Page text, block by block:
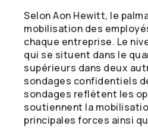
Selon Aon Hewitt, le
mobilisation des
chaque entreprise. Le
qui se situent dans le
supérieurs dans deux
sondages confidentiels
sondages reflètent les
soutiennent la
principales forces ainsi